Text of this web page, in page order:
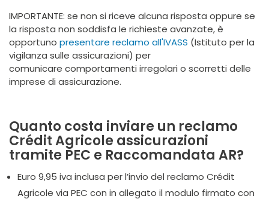
IMPORTANTE: se non si riceve alcuna risposta oppure se
la risposta non soddisfa le richieste avanzate, è
opportuno presentare reclamo all'IVASS (Istituto per la
vigilanza sulle assicurazioni) per
comunicare comportamenti irregolari o scorretti delle
imprese di assicurazione.
Quanto costa inviare un reclamo
Crédit Agricole assicurazioni
tramite PEC e Raccomandata AR?
Euro 9,95 iva inclusa per l’invio del reclamo Crédit
Agricole via PEC con in allegato il modulo firmato con